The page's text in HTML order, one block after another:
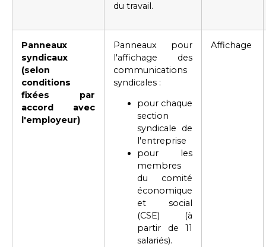
du travail.
Panneaux
syndicaux
(selon
conditions
fixées par
accord avec
l'employeur)
Panneaux pour
l'affichage des
communications
syndicales :
pour chaque
section
syndicale de
l'entreprise
pour les
membres
du comité
économique
et social
(CSE) (à
partir de 11
salariés).
Affichage